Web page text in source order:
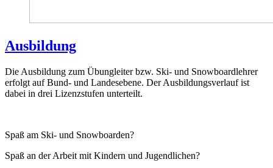
Ausbildung
Die Ausbildung zum Übungleiter bzw. Ski- und Snowboardlehrer
erfolgt auf Bund- und Landesebene. Der Ausbildungsverlauf ist
dabei in drei Lizenzstufen unterteilt.
Spaß am Ski- und Snowboarden?
Spaß an der Arbeit mit Kindern und Jugendlichen?